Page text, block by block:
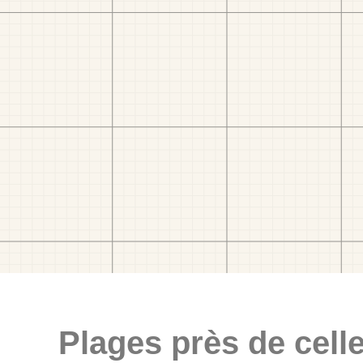
Plages près de